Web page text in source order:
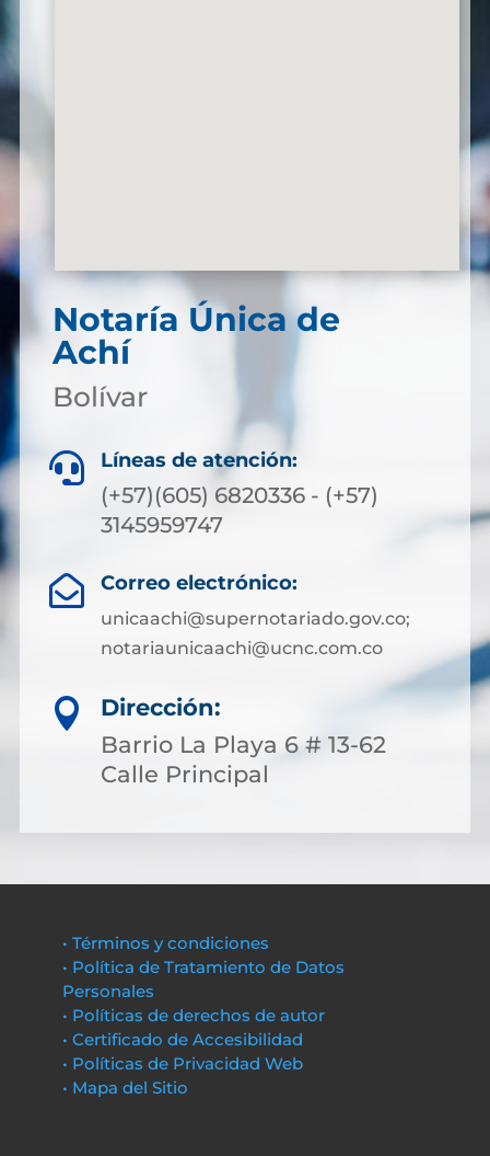
Notaría Única de
Achí
Bolívar
 Líneas de atención:
(+57)(605) 6820336 - (+57)
3145959747
 Correo electrónico:
unicaachi@supernotariado.gov.co;
notariaunicaachi@ucnc.com.co

Dirección:
Barrio La Playa 6 # 13-62
Calle Principal
• Términos y condiciones
• Política de Tratamiento de Datos
Personales
• Políticas de derechos de autor
• Certificado de Accesibilidad
• Políticas de Privacidad Web
• Mapa del Sitio